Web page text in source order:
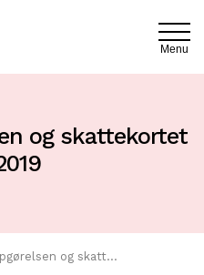
Menu
og skattekortet
og skattekortet for 2019